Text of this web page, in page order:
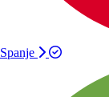
Spanje